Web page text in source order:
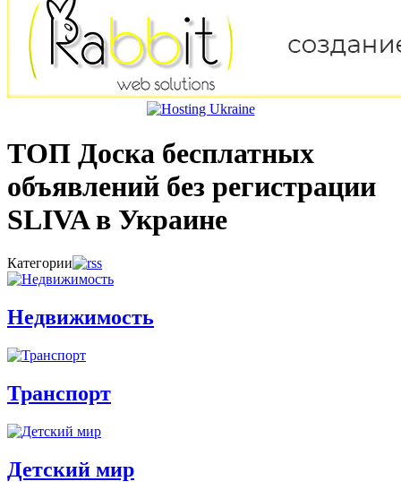
ТОП Доска бесплатных
объявлений без регистрации
SLIVA в Украине
Категории
Недвижимость
Транспорт
Детский мир